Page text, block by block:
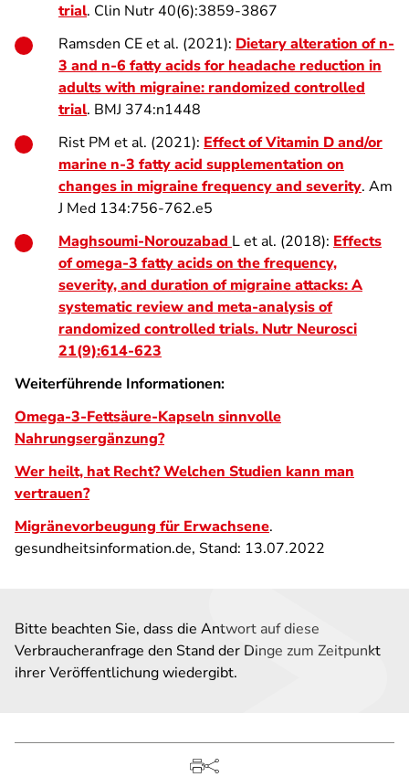
trial. Clin Nutr 40(6):3859-3867
Ramsden CE et al. (2021): Dietary alteration of n-
3 and n-6 fatty acids for headache reduction in
adults with migraine: randomized controlled
trial. BMJ 374:n1448
Rist PM et al. (2021): Effect of Vitamin D and/or
marine n-3 fatty acid supplementation on
changes in migraine frequency and severity. Am
J Med 134:756-762.e5
Maghsoumi-Norouzabad L et al. (2018): Effects
of omega-3 fatty acids on the frequency,
severity, and duration of migraine attacks: A
systematic review and meta-analysis of
randomized controlled trials. Nutr Neurosci
21(9):614-623
Weiterführende Informationen:
Omega-3-Fettsäure-Kapseln sinnvolle
Nahrungsergänzung?
Wer heilt, hat Recht? Welchen Studien kann man
vertrauen?
Migränevorbeugung für Erwachsene.
gesundheitsinformation.de, Stand: 13.07.2022
Bitte beachten Sie, dass die Antwort auf diese
Verbraucheranfrage den Stand der Dinge zum Zeitpunkt
ihrer Veröffentlichung wiedergibt.